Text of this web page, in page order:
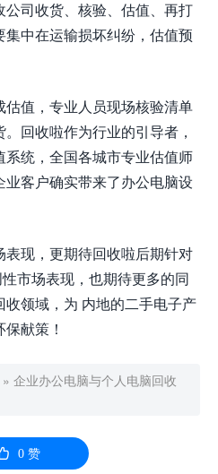
公司收货、核验、估值、再打
中在运输损坏纠纷，估值预
估值，专业人员现场核验清单
回收啦作为行业的引导者，
统，全国各城市专业估值师
客户确实带来了办公电脑设
表现，更期待回收啦后期针对
市场表现，也期待更多的同
领域，为 内地的二手电子产
献策！
» 企业办公电脑与个人电脑回收
0赞